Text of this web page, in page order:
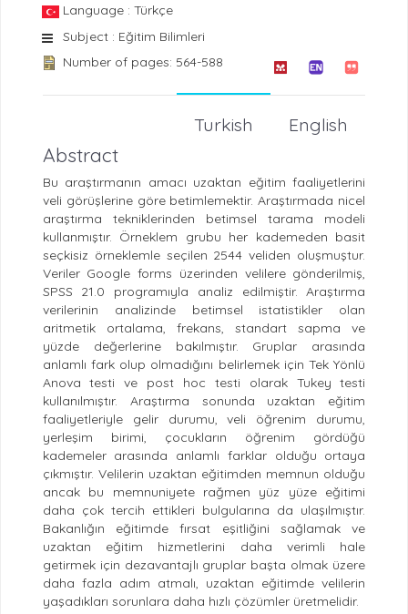
Language : Türkçe
Subject : Eğitim Bilimleri
Number of pages: 564-588
English
Turkish
Abstract
Bu araştırmanın amacı uzaktan eğitim faaliyetlerini
veli görüşlerine göre betimlemektir. Araştırmada nicel
araştırma tekniklerinden betimsel tarama modeli
kullanmıştır. Örneklem grubu her kademeden basit
seçkisiz örneklemle seçilen 2544 veliden oluşmuştur.
Veriler Google forms üzerinden velilere gönderilmiş,
SPSS 21.0 programıyla analiz edilmiştir. Araştırma
verilerinin analizinde betimsel istatistikler olan
aritmetik ortalama, frekans, standart sapma ve
yüzde değerlerine bakılmıştır. Gruplar arasında
anlamlı fark olup olmadığını belirlemek için Tek Yönlü
Anova testi ve post hoc testi olarak Tukey testi
kullanılmıştır. Araştırma sonunda uzaktan eğitim
faaliyetleriyle gelir durumu, veli öğrenim durumu,
yerleşim birimi, çocukların öğrenim gördüğü
kademeler arasında anlamlı farklar olduğu ortaya
çıkmıştır. Velilerin uzaktan eğitimden memnun olduğu
ancak bu memnuniyete rağmen yüz yüze eğitimi
daha çok tercih ettikleri bulgularına da ulaşılmıştır.
Bakanlığın eğitimde fırsat eşitliğini sağlamak ve
uzaktan eğitim hizmetlerini daha verimli hale
getirmek için dezavantajlı gruplar başta olmak üzere
daha fazla adım atmalı, uzaktan eğitimde velilerin
yaşadıkları sorunlara daha hızlı çözümler üretmelidir.